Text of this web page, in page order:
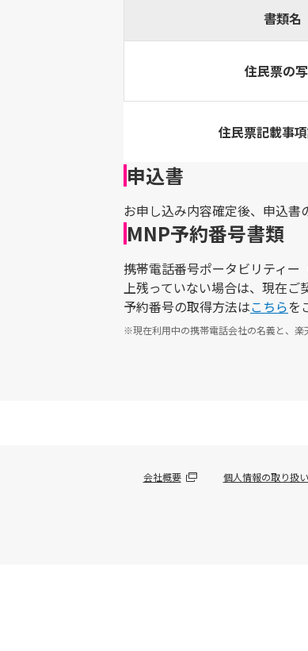
書類名
住民票の
住民票記載事
申込書
お申し込み内容確定後、申込書
MNP予約番号書類
携帯電話番号ポータビリティー
上残っていない場合は、現在ご
予約番号の取得方法はこちらを
※現在利用中の携帯電話会社の名義と、楽
会社概要 個人情報の取り扱